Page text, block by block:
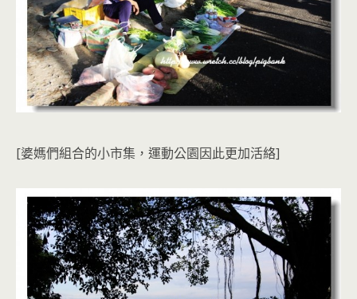
[婆媽們組合的小市集，運動公園因此更加活絡]